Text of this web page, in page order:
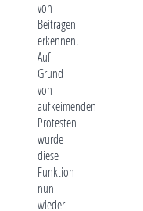
von
Beiträgen
erkennen.
Auf
Grund
von
aufkeimenden
Protesten
wurde
diese
Funktion
nun
wieder